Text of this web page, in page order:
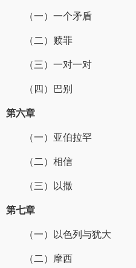
（一）一个矛盾
（二）赎罪
（三）一对一对
（四）巴别
第六章
（一）亚伯拉罕
（二）相信
（三）以撒
第七章
（一）以色列与犹大
（二）摩西